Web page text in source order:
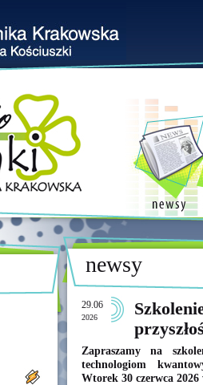
newsy
29.06
2026
Zapraszamy na
technologiom
Wtorek 30 czerwca